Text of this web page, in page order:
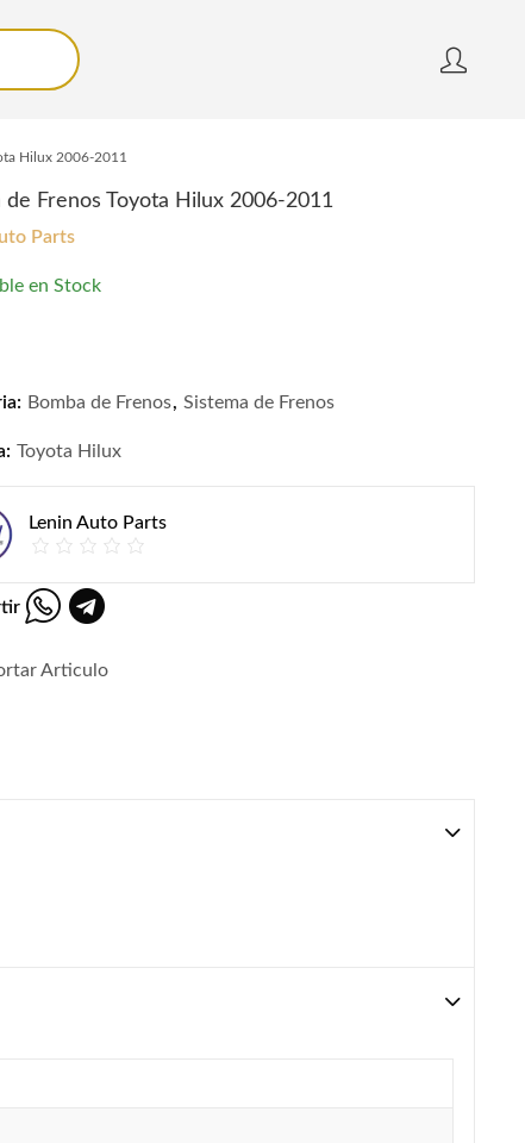
Hilux 2006-2011
de Frenos Toyota Hilux 2006-2011
Parts
en Stock
Bomba de Frenos, Sistema de Frenos
Toyota Hilux
Lenin Auto Parts
Articulo